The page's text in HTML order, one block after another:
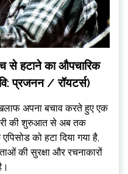
से हटाने का औपचारिक
प्रजनन / रॉयटर्स)
अपना बचाव करते हुए एक
की शुरुआत से अब तक
को हटा दिया गया है,
की सुरक्षा और रचनाकारों